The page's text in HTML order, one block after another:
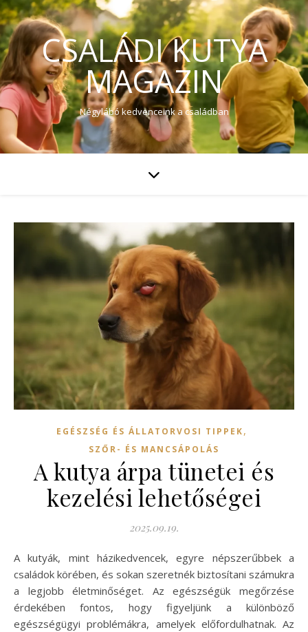
CSALÁDI KUTYA
MAGAZIN
Négylábó kedvenceink a családban
EGÉSZSÉG ÉS ÁLLATORVOSI TIPPEK,
SZŐR- ÉS MANCSÁPOLÁS
A kutya árpa tünetei és
kezelési lehetőségei
2025.09.19.
A kutyák, mint házikedvencek, egyre népszerűbbek a
családok körében, és sokan szeretnék biztosítani számukra
a legjobb életminőséget. Az egészségük megőrzése
érdekében fontos, hogy figyeljünk a különböző
egészségügyi problémákra, amelyek előfordulhatnak. Az